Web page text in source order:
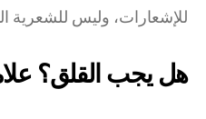
للإشعارات، وليس للشعرية
هل يجب القلق؟